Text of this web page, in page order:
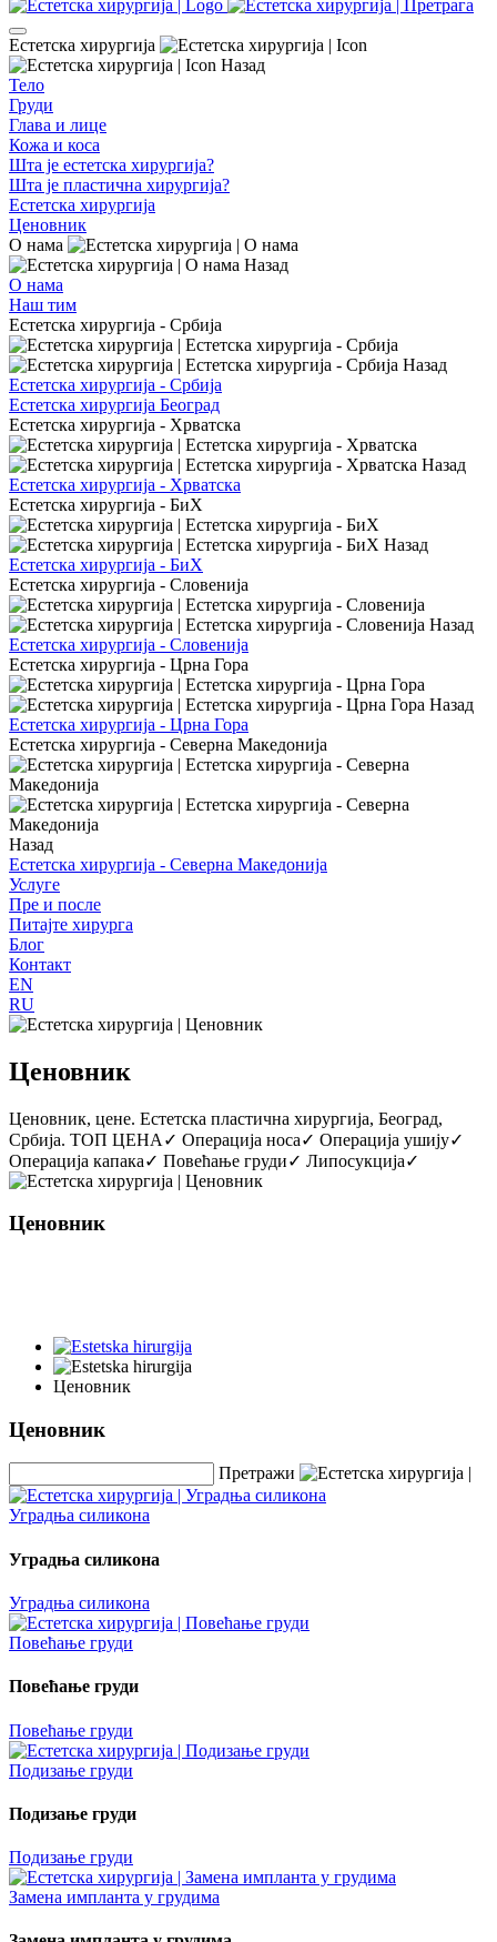
Естетска хирургија
Назад
Тело
Груди
Глава и лице
Кожа и коса
Шта је естетска хирургија?
Шта је пластична хирургија?
Естетска хирургија
Ценовник
О нама
Назад
О нама
Наш тим
Естетска хирургија - Србија
Назад
Естетска хирургија - Србија
Естетска хирургија Београд
Естетска хирургија - Хрватска
Назад
Естетска хирургија - Хрватска
Естетска хирургија - БиХ
Назад
Естетска хирургија - БиХ
Естетска хирургија - Словенија
Назад
Естетска хирургија - Словенија
Естетска хирургија - Црна Гора
Назад
Естетска хирургија - Црна Гора
Естетска хирургија - Северна Македонија
Назад
Естетска хирургија - Северна Македонија
Услуге
Пре и после
Питајте хирурга
Блог
Контакт
EN
RU
Ценовник
Ценовник, цене. Естетска пластична хирургија, Београд,
Србија. ТОП ЦЕНА✓ Операција носа✓ Операција ушију✓
Операција капака✓ Повећање груди✓ Липосукција✓
Ценовник
Ценовник
Ценовник
Претражи
Уградња силикона
Уградња силикона
Уградња силикона
Повећање груди
Повећање груди
Повећање груди
Подизање груди
Подизање груди
Подизање груди
Замена импланта у грудима